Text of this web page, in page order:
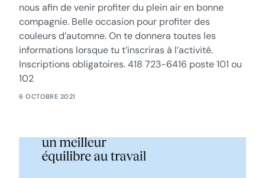
nous afin de venir profiter du plein air en bonne
compagnie. Belle occasion pour profiter des
couleurs d’automne. On te donnera toutes les
informations lorsque tu t’inscriras à l’activité.
Inscriptions obligatoires. 418 723-6416 poste 101 ou
102
6 OCTOBRE 2021